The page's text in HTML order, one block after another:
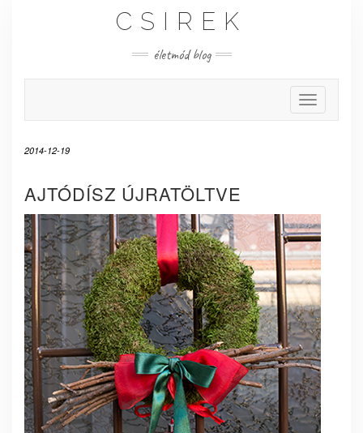
CSIREK
életmód blog
Toggle
2014-12-19
AJTÓDÍSZ ÚJRATÖLTVE